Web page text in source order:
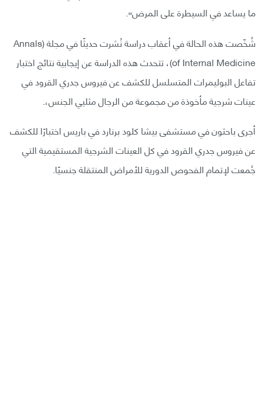
ما يساعد في السيطرة على المرض».
شُخّصت هذه الحالة في أعقاب دراسة نُشرت حديثًا في مجلة (Annals
of Internal Medicine)، تتحدث هذه الدراسة عن إيجابية نتائج اختبار
تفاعل البوليمرات المتسلسل للكشف عن فيروس جدري القرود في
عينات شرجية مأخوذة من مجموعة من الرجال مثليي الجنس،.
أجرى باحثون في مستشفى بيشا كلود برنارد في باريس اختبارًا للكشف
عن فيروس جدري القرود في كل العينات الشرجية المستقيمية التي
جُمعت لإتمام الفحوص الدورية للأمراض المنتقلة جنسيًا.